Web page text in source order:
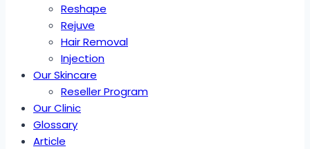
Reshape
Rejuve
Hair Removal
Injection
Our Skincare
Reseller Program
Our Clinic
Glossary
Article